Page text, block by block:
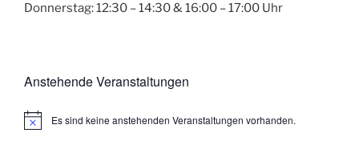
Donnerstag: 12:30 – 14:30 & 16:00 – 17:00 Uhr
Anstehende Veranstaltungen
H
Es sind keine anstehenden Veranstaltungen vorhanden.